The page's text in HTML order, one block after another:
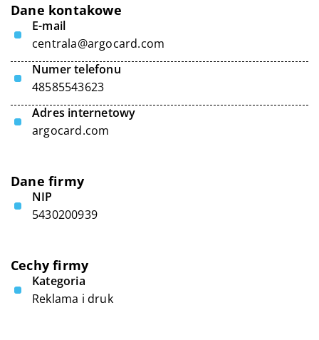
Dane kontakowe
E-mail
centrala@argocard.com
Numer telefonu
48585543623
Adres internetowy
argocard.com
Dane firmy
NIP
5430200939
Cechy firmy
Kategoria
Reklama i druk